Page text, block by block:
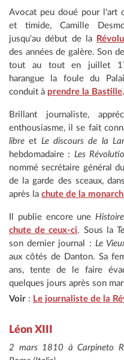
Avocat peu doué pour l'art
et timide, Camille
jusqu'au début de la
des années de galère. Son
tout au tout en juillet
harangue la foule du
conduit à prendre la Bastille.
Brillant journaliste,
enthousiasme, il se fait
libre et Le discours de la
hebdomadaire : Les
nommé secrétaire général
de la garde des sceaux,
après la chute de la
Il publie encore une
chute de ceux-ci. Sous la
son dernier journal : Le
aux côtés de Danton. Sa
ans, tente de le faire
quelques jours après son
Voir : Le journaliste de la
Léon XIII
2 mars 1810 à Carpineto